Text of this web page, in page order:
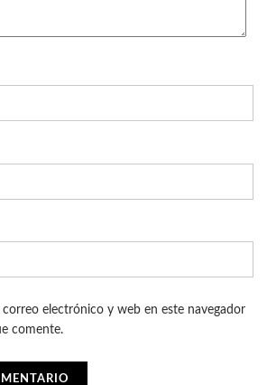
electrónico y web en este navegador
comente.